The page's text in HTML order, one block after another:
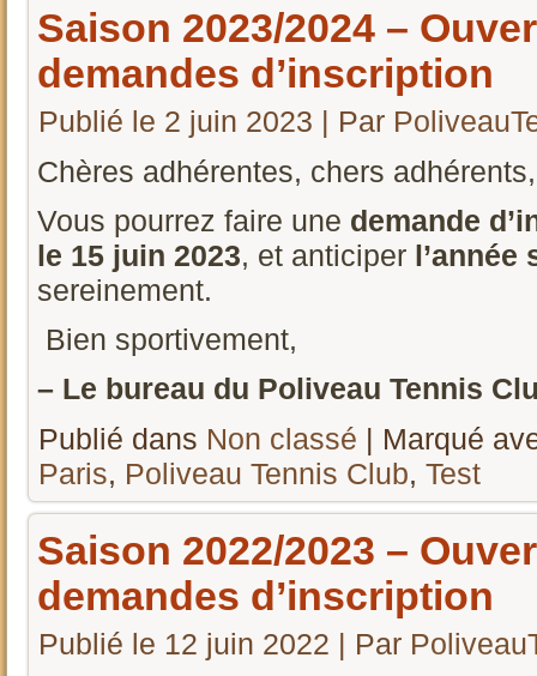
Saison 2023/2024 –
demandes d’inscription
Publié le 2 juin 2023 | Par
Chères adhérentes, chers adhérents,
Vous pourrez faire une demande
le 15 juin 2023, et anticiper l’année
sereinement.
Bien sportivement,
– Le bureau du Poliveau Tennis
Publié dans Non classé | Marqué
Paris, Poliveau Tennis Club, Test
Saison 2022/2023 –
demandes d’inscription
Publié le 12 juin 2022 | Par